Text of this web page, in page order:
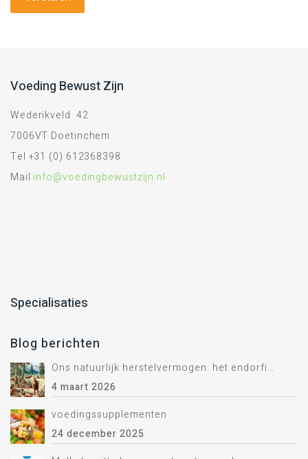
Voeding Bewust Zijn
Wederikveld 42
7006VT Doetinchem
Tel +31 (0) 612368398
Mail info@voedingbewustzijn.nl
Specialisaties
Blog berichten
Ons natuurlijk herstelvermogen: het endorfine systeem.
4 maart 2026
voedingssupplementen
24 december 2025